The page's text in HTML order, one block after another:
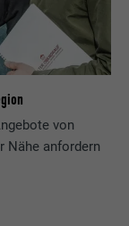
von
Nähe anfordern
wieder
zu generieren.
prüfen, ob